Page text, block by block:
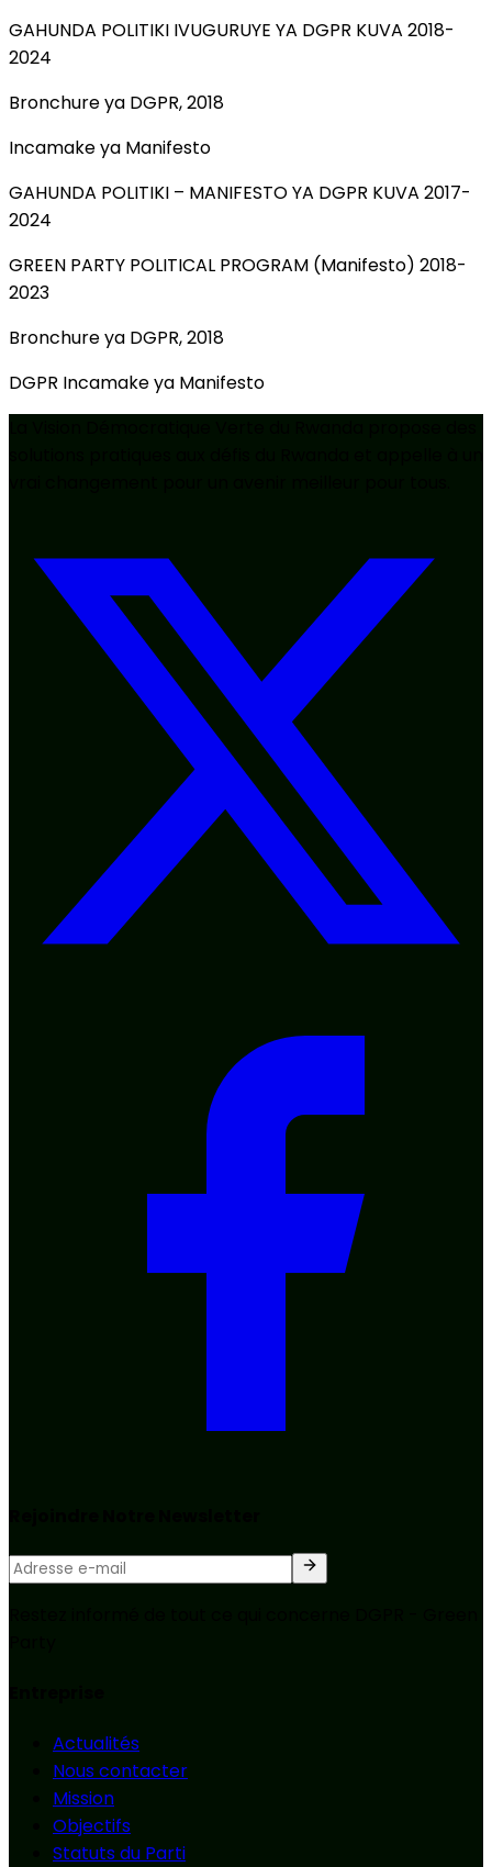
GAHUNDA POLITIKI IVUGURUYE YA DGPR KUVA 2018-
2024
Bronchure ya DGPR, 2018
Incamake ya Manifesto
GAHUNDA POLITIKI – MANIFESTO YA DGPR KUVA 2017-
2024
GREEN PARTY POLITICAL PROGRAM (Manifesto) 2018-
2023
Bronchure ya DGPR, 2018
DGPR Incamake ya Manifesto
Actualités
Nous contacter
Mission
Objectifs
Statuts du Parti